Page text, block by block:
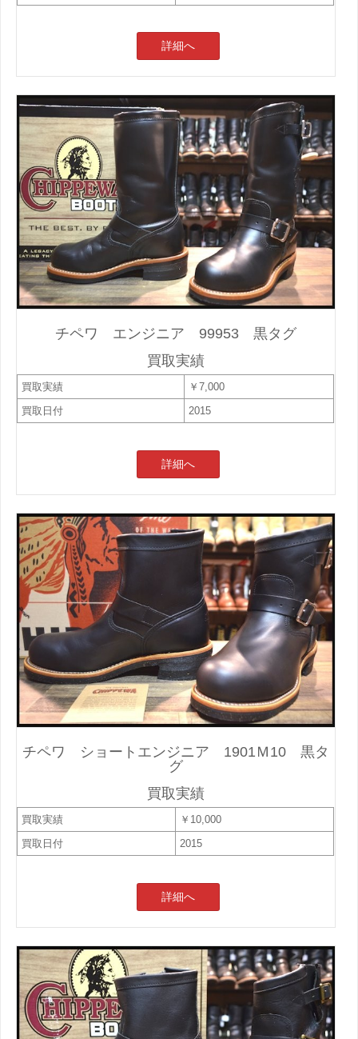
詳細へ
チペワ エンジニア 99953 黒タグ
買取実績
買取実績
￥7,000
買取日付
2015
詳細へ
チペワ ショートエンジニア 1901Ｍ10 黒タ
グ
買取実績
買取実績
￥10,000
買取日付
2015
詳細へ